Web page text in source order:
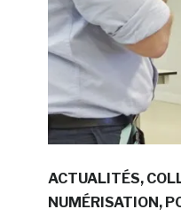
ACTUALITÉS
NUMÉRISATION